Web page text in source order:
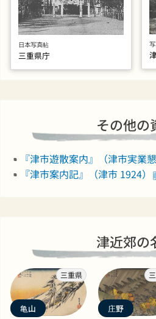
日本写真帖
三重県庁
その他の
『津市遊散案内』（津市実業
『津市案内記』（津市 1924）
津近郊の
三重県
亀山 庄野